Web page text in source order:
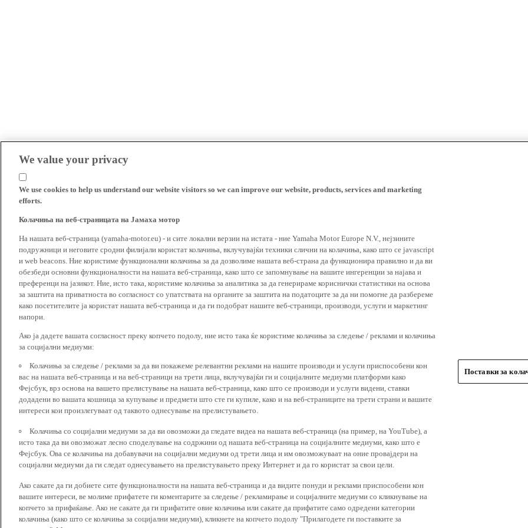
We value your privacy
We use cookies to help us understand our website visitors so we can improve our website, products, services and marketing
efforts.
Колачиња на веб-страницата на Јамаха мотор
На нашата веб-страница (yamaha-motor.eu) - и сите локални верзии на истата - ние Yamaha Motor Europe N.V., нејзините
подружници и неговите сродни филијали користат колачиња, вклучувајќи техники слични на колачиња, како што се javascript
и web beacons. Ние користиме функционални колачиња за да дозволиме нашата веб-страна да функционира правилно и да ви
обезбеди основни функционалности на нашата веб-страница, како што се запомнување на вашите ингеренции за најава и
преференци на јазикот. Ние, исто така, користиме колачиња за аналитика за да генерираме кориснички статистики на основа
за заштита на приватноста во согласност со упатствата на органите за заштита на податоците за да ни помогне да разбереме
како посетителите ја користат нашата веб-страница и да ги подобрат нашите веб-страници, производи, услуги и маркетинг
напори.
Ако ја дадете вашата согласност преку копчето подолу, ние исто така ќе користиме колачиња за следење / реклами и колачиња
за социјални медиуми:
Колачиња за следење / реклами за да ви покажеме релевантни реклами на нашите производи и услуги приспособени кон
вас на нашата веб-страница и на веб-страници на трети лица, вклучувајќи ги и социјалните медиуми платформи како
Фејсбук, врз основа на вашето прелистување на нашата веб-страница, како што се производи и услуги видени, ставки
додадени во вашата кошница за купување и предмети што сте ги купиле, како и на веб-страниците на трети страни и вашите
интереси кои произлегуваат од таквото однесување на прелистувањето.
Колачиња со социјални медиуми за да ви овозможи да гледате видеа на нашата веб-страница (на пример, на YouTube), а
исто така да ви овозможат лесно споделување на содржини од нашата веб-страница на социјалните медиуми, како што е
Фејсбук. Ова се колачиња на добавувачи на социјални медиуми од трети лица и им овозможуваат на оние провајдери на
социјални медиуми да ги следат однесувањето на прелистувањето преку Интернет и да го користат за свои цели.
Ако сакате да ги добиете сите функционалности на нашата веб-страница и да видите понуди и реклами приспособени кон
вашите интереси, ве молиме прифатете ги коментарите за следење / рекламирање и социјалните медиуми со кликнување на
копчето за прифаќање. Ако не сакате да ги прифатите овие колачиња или сакате да прифатите само одредени категории
колачиња (како што се колачиња за социјални медиуми), кликнете на копчето подолу "Прилагодете ги поставките за
Поставки за